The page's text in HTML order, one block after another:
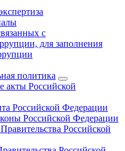
с
для заполнения
политика
акты Российской
Российской Федерации
Российской Федерации
Российской